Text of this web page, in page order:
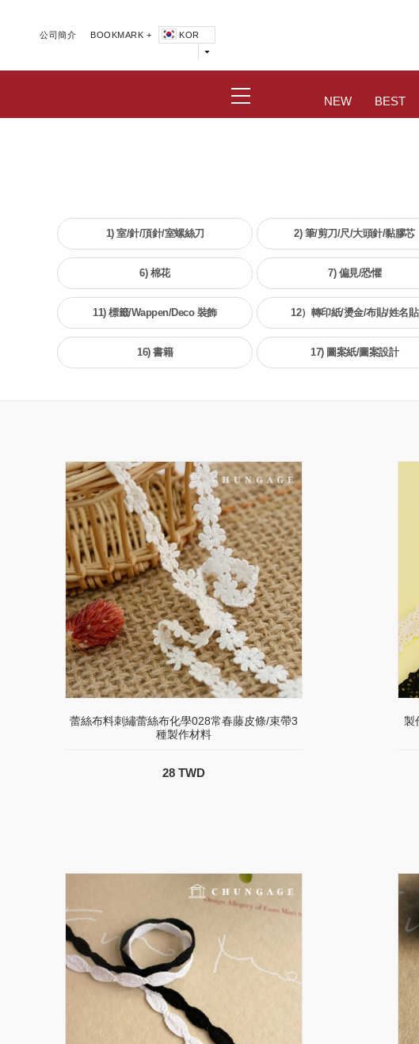
公司簡介 BOOKMARK + KOR
NEW BEST
1) 室/針/頂針/室螺絲刀 2) 筆/剪刀/尺/大頭針/黏膠芯
6) 棉花 7) 偏見/恐懼
11) 標籤/Wappen/Deco 裝飾 12）轉印紙/燙金/布貼/姓名貼
16) 書籍 17) 圖案紙/圖案設計
蕾絲布料刺繡蕾絲布化學028常春藤皮條/束帶3
種製作材料
28 TWD
製